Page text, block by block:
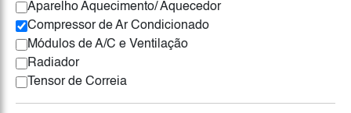
Aparelho Aquecimento/ Aquecedor
Compressor de Ar Condicionado
Módulos de A/C e Ventilação
Radiador
Tensor de Correia